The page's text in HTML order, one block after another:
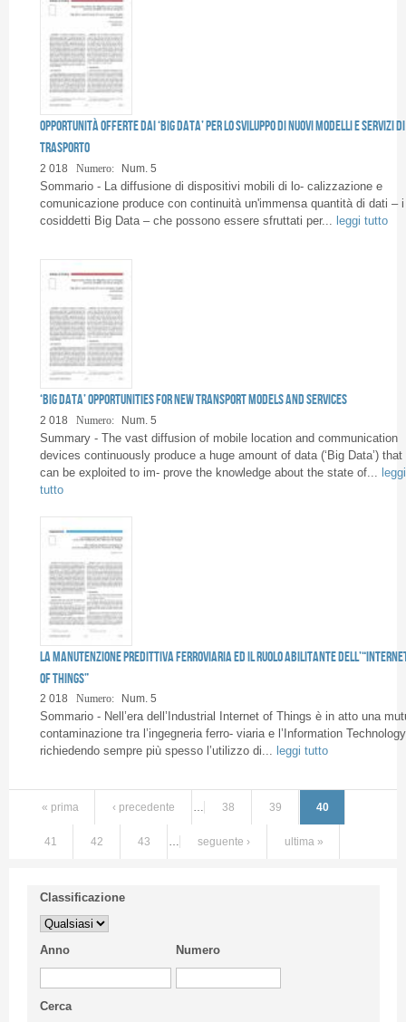
Opportunità offerte dai ‘Big Data’ per lo sviluppo di nuovi modelli e servizi di
trasporto
2 018 Numero: Num. 5
Sommario - La diffusione di dispositivi mobili di lo- calizzazione e
comunicazione produce con continuità un'immensa quantità di dati – i
cosiddetti Big Data – che possono essere sfruttati per... leggi tutto
‘Big Data’ opportunities for new transport models and services
2 018 Numero: Num. 5
Summary - The vast diffusion of mobile location and communication
devices continuously produce a huge amount of data (‘Big Data’) that
can be exploited to im- prove the knowledge about the state of... leggi
tutto
La manutenzione predittiva ferroviaria ed il ruolo abilitante
of Things”
2 018 Numero: Num. 5
Sommario - Nell’era dell’Industrial Internet of Things è in atto una
contaminazione tra l’ingegneria ferro- viaria e l’Information
richiedendo sempre più spesso l’utilizzo di... leggi tutto
« prima ‹ precedente … 38 39 40
41 42 43 … seguente › ultima »
Classificazione
Anno Numero
Cerca